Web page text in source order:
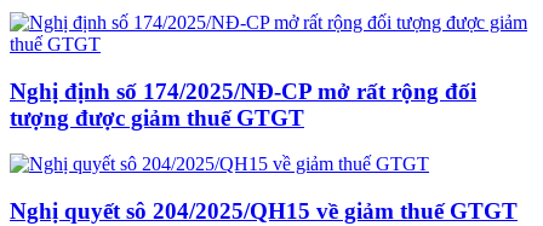
Nghị định số 174/2025/NĐ-CP mở rất rộng đối
tượng được giảm thuế GTGT
Nghị quyết sô 204/2025/QH15 về giảm thuế GTGT